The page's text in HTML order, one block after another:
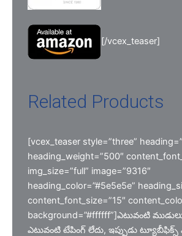
[/vcex_teaser]
Related Products
[vcex_teaser style=”three”
heading_weight=”500″
img_size=”full” image=”9316″
heading_color=”#5e5e5e”
content_font_size=”15″
background=”#ffffff”]ఎటువంటి
ఎటువంటి టేపింగ్ లేదు, ఇప్పుడు